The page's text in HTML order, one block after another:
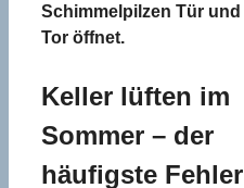
Schimmelpilzen Tür und
Tor öffnet.
Keller lüften im
Sommer – der
häufigste Fehler